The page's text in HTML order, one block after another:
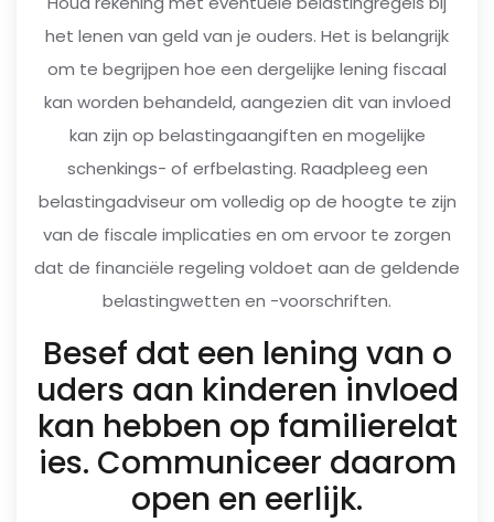
het lenen van geld van je ouders. Het is belangrijk
om te begrijpen hoe een dergelijke lening fiscaal
kan worden behandeld, aangezien dit van invloed
kan zijn op belastingaangiften en mogelijke
schenkings- of erfbelasting. Raadpleeg een
belastingadviseur om volledig op de hoogte te zijn
van de fiscale implicaties en om ervoor te zorgen
dat de financiële regeling voldoet aan de geldende
belastingwetten en -voorschriften.
Besef dat een lening van o
uders aan kinderen invloed
kan hebben op familierelat
ies. Communiceer daarom
open en eerlijk.